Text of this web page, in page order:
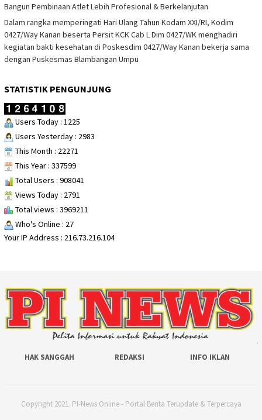
Bangun Pembinaan Atlet Lebih Profesional & Berkelanjutan
Dalam rangka memperingati Hari Ulang Tahun Kodam XXI/RI, Kodim
0427/Way Kanan beserta Persit KCK Cab L Dim 0427/WK menghadiri
kegiatan bakti kesehatan di Poskesdim 0427/Way Kanan bekerja sama
dengan Puskesmas Blambangan Umpu
STATISTIK PENGUNJUNG
Users Today : 1225
Users Yesterday : 2983
This Month : 22271
This Year : 337599
Total Users : 908041
Views Today : 2791
Total views : 3969211
Who's Online : 27
Your IP Address : 216.73.216.104
HAK SANGGAH REDAKSI INFO IKLAN
Copyright 2021. PI-News Online - Portal Berita Terupdate & Terpercaya